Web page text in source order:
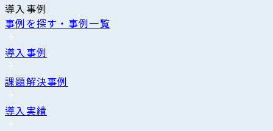
導入事例
事例を探す・事例一覧
導入事例
課題解決事例
導入実績